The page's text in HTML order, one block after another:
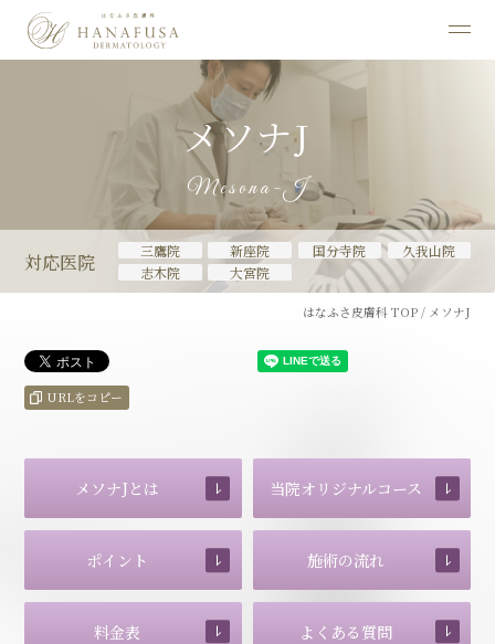
メソナJ
Mesona-J
対応医院 三鷹院 新座院 国分寺院
久我山院
志木院
大宮院
はなふさ皮膚科 TOP / メソナJ
URLをコピー
メソナJとは 当院オリジナルコース
ポイント 施術の流れ
料金表 よくある質問